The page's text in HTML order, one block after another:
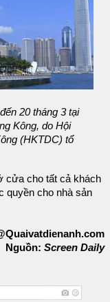
20 tháng 3 tại
Kông, do Hội
(HKTDC) tổ
cửa cho tất cả khách
quyền cho nhà sản
Nguồn: Screen Daily